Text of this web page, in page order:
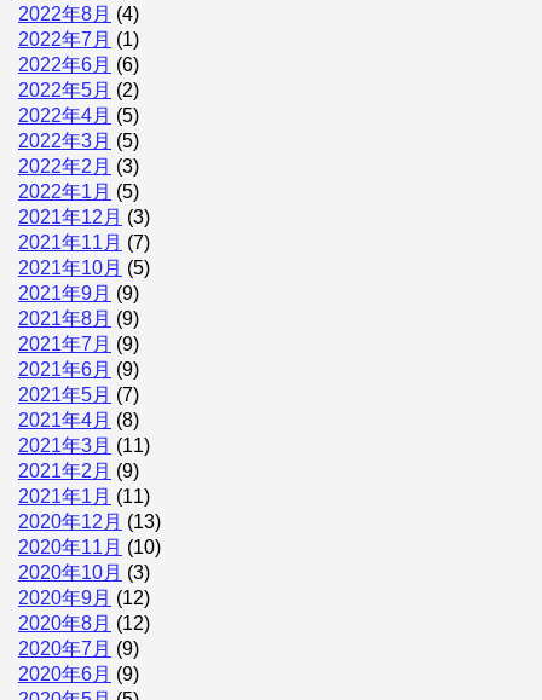
2022年8月 (4)
2022年7月 (1)
2022年6月 (6)
2022年5月 (2)
2022年4月 (5)
2022年3月 (5)
2022年2月 (3)
2022年1月 (5)
2021年12月 (3)
2021年11月 (7)
2021年10月 (5)
2021年9月 (9)
2021年8月 (9)
2021年7月 (9)
2021年6月 (9)
2021年5月 (7)
2021年4月 (8)
2021年3月 (11)
2021年2月 (9)
2021年1月 (11)
2020年12月 (13)
2020年11月 (10)
2020年10月 (3)
2020年9月 (12)
2020年8月 (12)
2020年7月 (9)
2020年6月 (9)